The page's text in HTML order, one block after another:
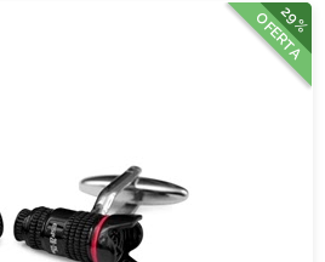
29%
OFERTA